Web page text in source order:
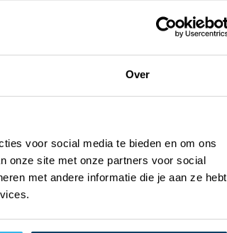
Over
voor social media te bieden en om ons
onze site met onze partners voor social
met andere informatie die je aan ze hebt